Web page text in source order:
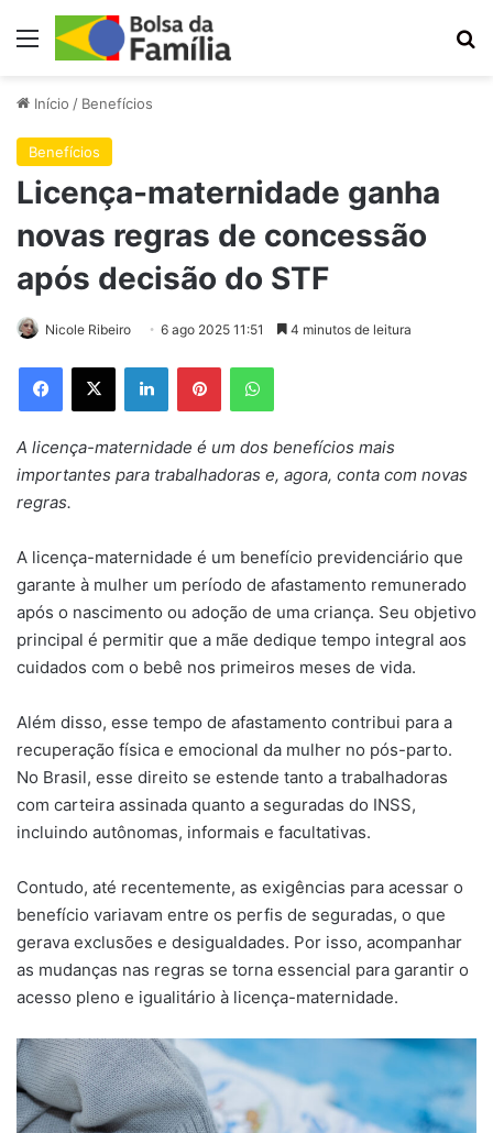
Menu
Início / Benefícios
Benefícios
Licença-maternidade ganha
novas regras de concessão
após decisão do STF
Nicole Ribeiro 6 ago 2025 11:51 4 minutos de leitura
Facebook
X LinkedinPinterestWhatsApp
A licença-maternidade é um dos benefícios mais
importantes para trabalhadoras e, agora, conta com novas
regras.
A licença-maternidade é um benefício previdenciário que
garante à mulher um período de afastamento remunerado
após o nascimento ou adoção de uma criança. Seu objetivo
principal é permitir que a mãe dedique tempo integral aos
cuidados com o bebê nos primeiros meses de vida.
Além disso, esse tempo de afastamento contribui para a
recuperação física e emocional da mulher no pós-parto.
No Brasil, esse direito se estende tanto a trabalhadoras
com carteira assinada quanto a seguradas do INSS,
incluindo autônomas, informais e facultativas.
Contudo, até recentemente, as exigências para acessar o
benefício variavam entre os perfis de seguradas, o que
gerava exclusões e desigualdades. Por isso, acompanhar
as mudanças nas regras se torna essencial para garantir o
acesso pleno e igualitário à licença-maternidade.